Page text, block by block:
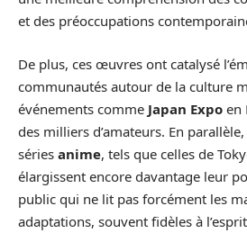
et des préoccupations
De plus, ces œuvres ont catalysé
communautés autour de la culture
événements comme Japan Expo en
des milliers d’amateurs. En
séries anime, tels que celles de
élargissent encore davantage leur
public qui ne lit pas forcément les
adaptations, souvent fidèles à